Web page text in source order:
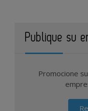
Publique su
Promocione